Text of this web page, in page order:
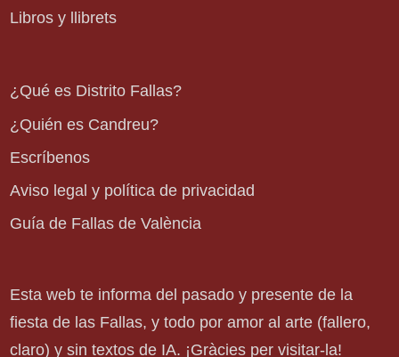
Libros y llibrets
¿Qué es Distrito Fallas?
¿Quién es Candreu?
Escríbenos
Aviso legal y política de privacidad
Guía de Fallas de València
Esta web te informa del pasado y presente de la
fiesta de las Fallas, y todo por amor al arte (fallero,
claro) y sin textos de IA. ¡Gràcies per visitar-la!